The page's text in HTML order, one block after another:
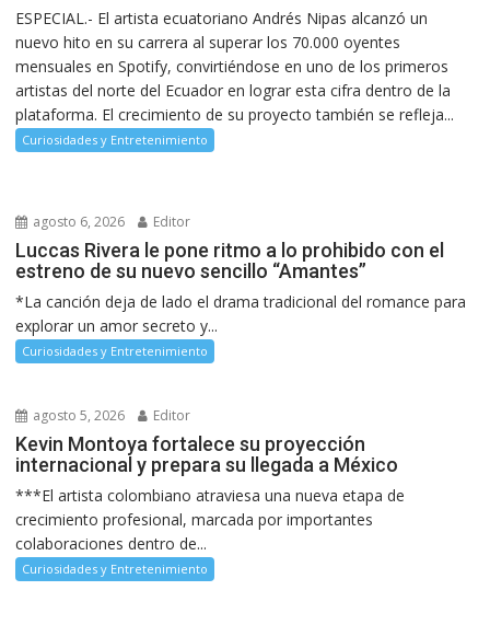
ESPECIAL.- El artista ecuatoriano Andrés Nipas alcanzó un
nuevo hito en su carrera al superar los 70.000 oyentes
mensuales en Spotify, convirtiéndose en uno de los primeros
artistas del norte del Ecuador en lograr esta cifra dentro de la
plataforma. El crecimiento de su proyecto también se refleja...
Curiosidades y Entretenimiento
agosto 6, 2026 Editor
Luccas Rivera le pone ritmo a lo prohibido con el
estreno de su nuevo sencillo “Amantes”
*La canción deja de lado el drama tradicional del romance para
explorar un amor secreto y...
Curiosidades y Entretenimiento
agosto 5, 2026 Editor
Kevin Montoya fortalece su proyección
internacional y prepara su llegada a México
***El artista colombiano atraviesa una nueva etapa de
crecimiento profesional, marcada por importantes
colaboraciones dentro de...
Curiosidades y Entretenimiento